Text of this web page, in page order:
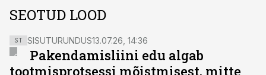
SEOTUD LOOD
ST SISUTURUNDUS13.07.26, 14:36
Pakendamisliini edu algab
tootmisprotsessi mõistmisest, mitte